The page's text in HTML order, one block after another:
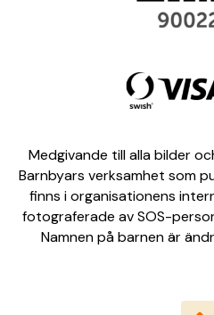
Medgivande till alla bilder
Barnbyars verksamhet som
finns i organisationens
fotograferade av SOS-
Namnen på barnen är